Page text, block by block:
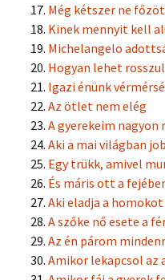
Még kétszer ne
Kinek mennyit kell
Michelangelo
Hogyan lehet
Igazi énünk
Az ötlet nem elég
A gyerekeim nagyon
Aki a mai világban
Egy trükk, amivel
És máris ott a
Aki eladja a
A szőke nő esete a
Az én párom
Amikor lekapcsol az